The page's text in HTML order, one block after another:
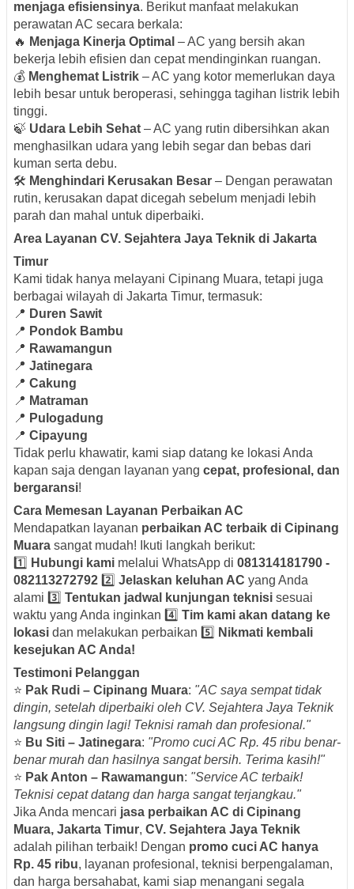
menjaga efisiensinya. Berikut manfaat melakukan
perawatan AC secara berkala:
🔥 Menjaga Kinerja Optimal – AC yang bersih akan
bekerja lebih efisien dan cepat mendinginkan ruangan.
💰 Menghemat Listrik – AC yang kotor memerlukan daya
lebih besar untuk beroperasi, sehingga tagihan listrik lebih
tinggi.
🍃 Udara Lebih Sehat – AC yang rutin dibersihkan akan
menghasilkan udara yang lebih segar dan bebas dari
kuman serta debu.
🛠 Menghindari Kerusakan Besar – Dengan perawatan
rutin, kerusakan dapat dicegah sebelum menjadi lebih
parah dan mahal untuk diperbaiki.
Area Layanan CV. Sejahtera Jaya Teknik di Jakarta
Timur
Kami tidak hanya melayani Cipinang Muara, tetapi juga
berbagai wilayah di Jakarta Timur, termasuk:
📍 Duren Sawit
📍 Pondok Bambu
📍 Rawamangun
📍 Jatinegara
📍 Cakung
📍 Matraman
📍 Pulogadung
📍 Cipayung
Tidak perlu khawatir, kami siap datang ke lokasi Anda
kapan saja dengan layanan yang cepat, profesional, dan
bergaransi!
Cara Memesan Layanan Perbaikan AC
Mendapatkan layanan perbaikan AC terbaik di Cipinang
Muara sangat mudah! Ikuti langkah berikut:
1️⃣ Hubungi kami melalui WhatsApp di 081314181790 -
082113272792 2️⃣ Jelaskan keluhan AC yang Anda
alami 3️⃣ Tentukan jadwal kunjungan teknisi sesuai
waktu yang Anda inginkan 4️⃣ Tim kami akan datang ke
lokasi dan melakukan perbaikan 5️⃣ Nikmati kembali
kesejukan AC Anda!
Testimoni Pelanggan
⭐ Pak Rudi – Cipinang Muara: "AC saya sempat tidak
dingin, setelah diperbaiki oleh CV. Sejahtera Jaya Teknik
langsung dingin lagi! Teknisi ramah dan profesional."
⭐ Bu Siti – Jatinegara: "Promo cuci AC Rp. 45 ribu benar-
benar murah dan hasilnya sangat bersih. Terima kasih!"
⭐ Pak Anton – Rawamangun: "Service AC terbaik!
Teknisi cepat datang dan harga sangat terjangkau."
Jika Anda mencari jasa perbaikan AC di Cipinang
Muara, Jakarta Timur, CV. Sejahtera Jaya Teknik
adalah pilihan terbaik! Dengan promo cuci AC hanya
Rp. 45 ribu, layanan profesional, teknisi berpengalaman,
dan harga bersahabat, kami siap menangani segala